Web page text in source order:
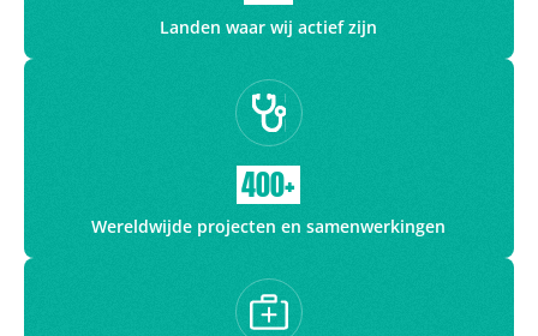
Landen waar wij actief zijn
400+
Wereldwijde projecten en samenwerkingen